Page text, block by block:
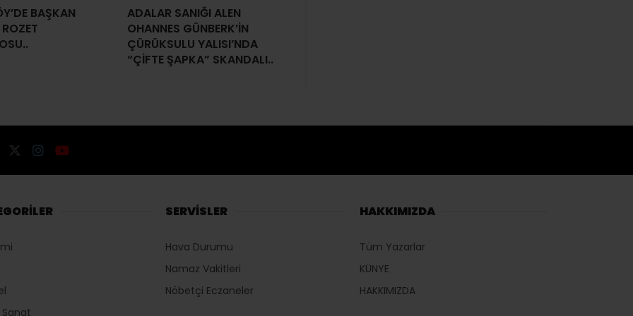
BAŞKAN
ROZET
ADALAR SANIĞI ALEN
OHANNES GÜNBERK’İN
ÇÜRÜKSULU YALISI’NDA
“ÇİFTE ŞAPKA” SKANDALI..
SERVİSLER
Hava Durumu
Namaz Vakitleri
Nöbetçi Eczaneler
HAKKIMIZDA
Tüm Yazarlar
KÜNYE
HAKKIMIZDA